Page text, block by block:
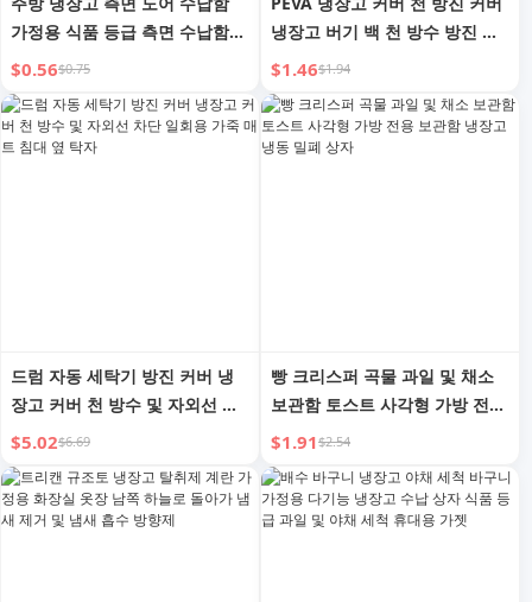
가정용 식품 등급 측면 수납함
내부 보존 분류 및 정리 편리한
가젯
$0.56$0.75
냉장고 버기 백 천 방수 방진 가
정용 싱글 및 더블 도어 냉장고
커버
$1.46$1.94
드럼 자동 세탁기 방진 커버 냉
장고 커버 천 방수 및 자외선 차
단 일회용 가죽 매트 침대 옆 탁
자
$5.02$6.69
빵 크리스퍼 곡물 과일 및 채소
보관함 토스트 사각형 가방 전용
보관함 냉장고 냉동 밀폐 상자
$1.91$2.54